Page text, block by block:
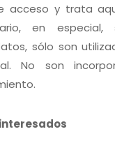
acceso y trata
en
sólo son
No son